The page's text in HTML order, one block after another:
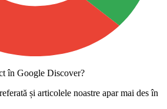
în Google Discover?
și articolele noastre apar mai des în